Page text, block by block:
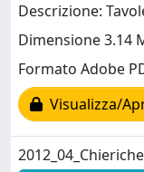
Descrizione:
Dimensione 3.14
Formato Adobe
Visualizza/